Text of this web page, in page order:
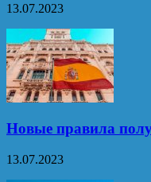
13.07.2023
Новые правила
13.07.2023